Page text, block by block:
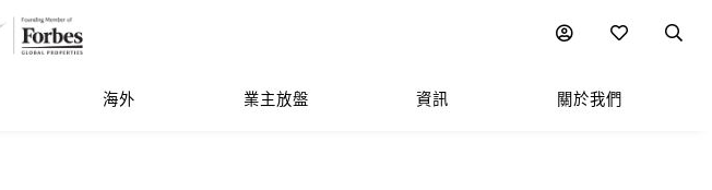
海外 業主放盤 資訊 關於我們
附近熱門項目